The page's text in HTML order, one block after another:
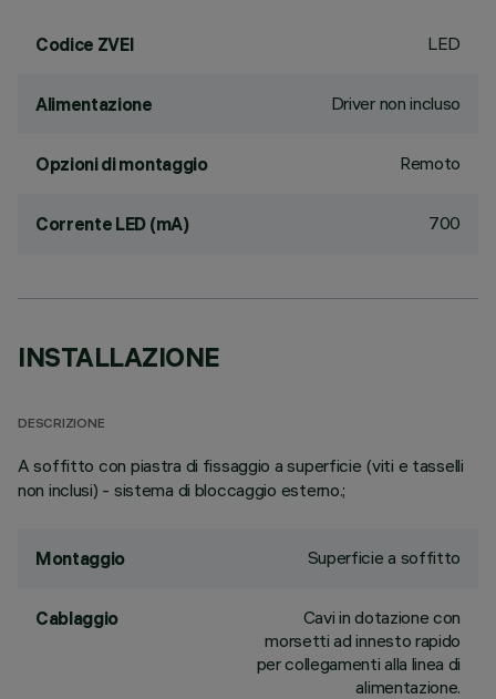
Codice ZVEI LED
Alimentazione Driver non incluso
Opzioni di montaggio Remoto
Corrente LED (mA) 700
INSTALLAZIONE
DESCRIZIONE
A soffitto con piastra di fissaggio a superficie (viti e tasselli
non inclusi) - sistema di bloccaggio esterno.;
Montaggio Superficie a soffitto
Cablaggio
Cavi in dotazione con
morsetti ad innesto rapido
per collegamenti alla linea di
alimentazione.